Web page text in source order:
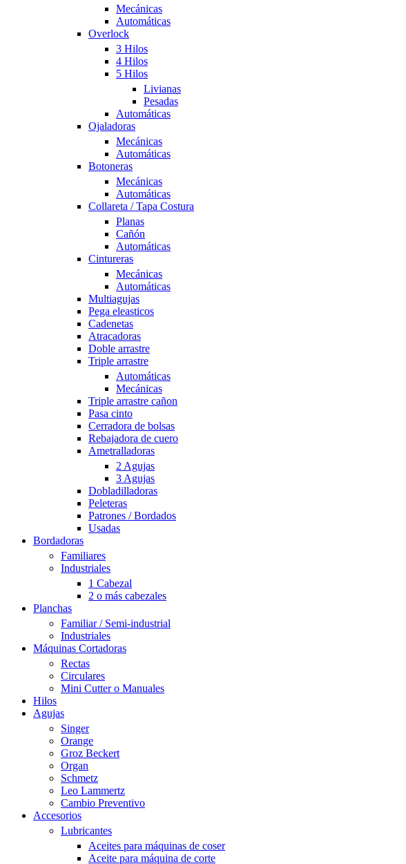
Mecánicas
Automáticas
Overlock
3 Hilos
4 Hilos
5 Hilos
Livianas
Pesadas
Automáticas
Ojaladoras
Mecánicas
Automáticas
Botoneras
Mecánicas
Automáticas
Collareta / Tapa Costura
Planas
Cañón
Automáticas
Cintureras
Mecánicas
Automáticas
Multiagujas
Pega eleasticos
Cadenetas
Atracadoras
Doble arrastre
Triple arrastre
Automáticas
Mecánicas
Triple arrastre cañon
Pasa cinto
Cerradora de bolsas
Rebajadora de cuero
Ametralladoras
2 Agujas
3 Agujas
Dobladilladoras
Peleteras
Patrones / Bordados
Usadas
Bordadoras
Familiares
Industriales
1 Cabezal
2 o más cabezales
Planchas
Familiar / Semi-industrial
Industriales
Máquinas Cortadoras
Rectas
Circulares
Mini Cutter o Manuales
Hilos
Agujas
Singer
Orange
Groz Beckert
Organ
Schmetz
Leo Lammertz
Cambio Preventivo
Accesorios
Lubricantes
Aceites para máquinas de coser
Aceite para máquina de corte